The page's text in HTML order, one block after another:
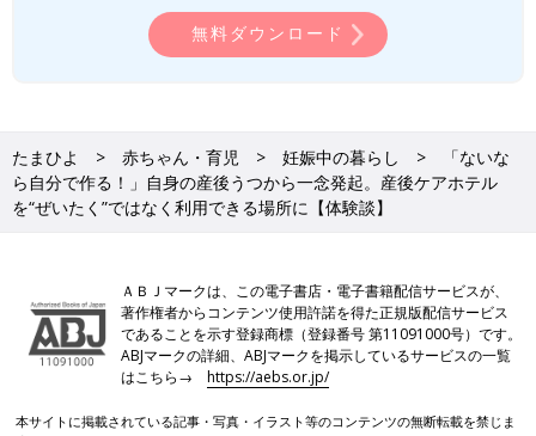
無料ダウンロード
たまひよ 赤ちゃん・育児 妊娠中の暮らし
「ないな
ら自分で作る！」自身の産後うつから一念発起。産後ケアホテル
を“ぜいたく”ではなく利用できる場所に【体験談】
ＡＢＪマークは、この電子書店・電子書籍配信サービスが、
著作権者からコンテンツ使用許諾を得た正規版配信サービス
であることを示す登録商標（登録番号 第11091000号）です。
ABJマークの詳細、ABJマークを掲示しているサービスの一覧
はこちら→https://aebs.or.jp/
本サイトに掲載されている記事・写真・イラスト等のコンテンツの無断転載を禁じま